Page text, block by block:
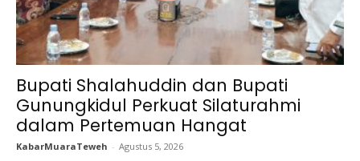
Bupati Shalahuddin dan Bupati
Gunungkidul Perkuat Silaturahmi
dalam Pertemuan Hangat
KabarMuaraTeweh - Agustus 5, 2026